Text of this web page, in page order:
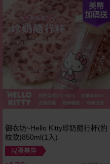
美幣
加碼送
御衣坊~Hello Kitty珍奶隨行杯(豹
紋款)850ml(1入)
現賺美幣